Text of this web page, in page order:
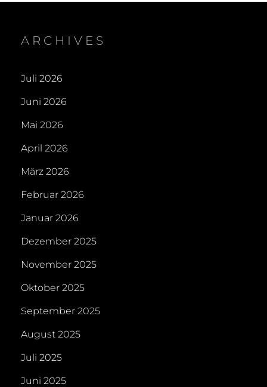
ARCHIVES
Juli 2026
Juni 2026
Mai 2026
April 2026
März 2026
Februar 2026
Januar 2026
Dezember 2025
November 2025
Oktober 2025
September 2025
August 2025
Juli 2025
Juni 2025